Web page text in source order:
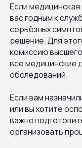
Если
вас годным к
серьёзных
решение. Для
комиссию
все медицинские
обследований.
Если вам
или вы хотите
важно
организовать